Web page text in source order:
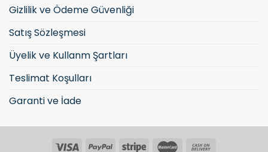
Gizlilik ve Ödeme Güvenliği
Satış Sözleşmesi
Üyelik ve Kullanm Şartları
Teslimat Koşulları
Garanti ve İade